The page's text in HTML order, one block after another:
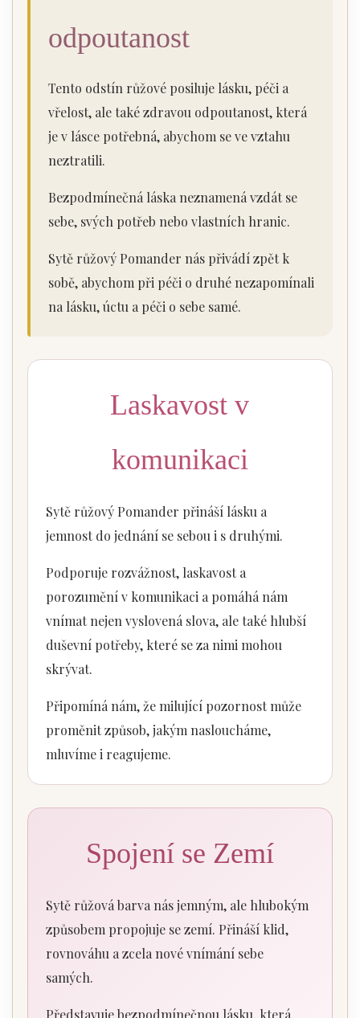
odpoutanost
Tento odstín růžové posiluje lásku, péči a
vřelost, ale také zdravou odpoutanost, která
je v lásce potřebná, abychom se ve vztahu
neztratili.
Bezpodmínečná láska neznamená vzdát se
sebe, svých potřeb nebo vlastních hranic.
Sytě růžový Pomander nás přivádí zpět k
sobě, abychom při péči o druhé nezapomínali
na lásku, úctu a péči o sebe samé.
Laskavost v
komunikaci
Sytě růžový Pomander přináší lásku a
jemnost do jednání se sebou i s druhými.
Podporuje rozvážnost, laskavost a
porozumění v komunikaci a pomáhá nám
vnímat nejen vyslovená slova, ale také hlubší
duševní potřeby, které se za nimi mohou
skrývat.
Připomíná nám, že milující pozornost může
proměnit způsob, jakým nasloucháme,
mluvíme i reagujeme.
Spojení se Zemí
Sytě růžová barva nás jemným, ale hlubokým
způsobem propojuje se zemí. Přináší klid,
rovnováhu a zcela nové vnímání sebe
samých.
Představuje bezpodmínečnou lásku, která